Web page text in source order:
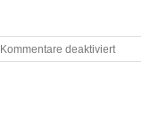
Kommentare deaktiviertfür
Vorhang